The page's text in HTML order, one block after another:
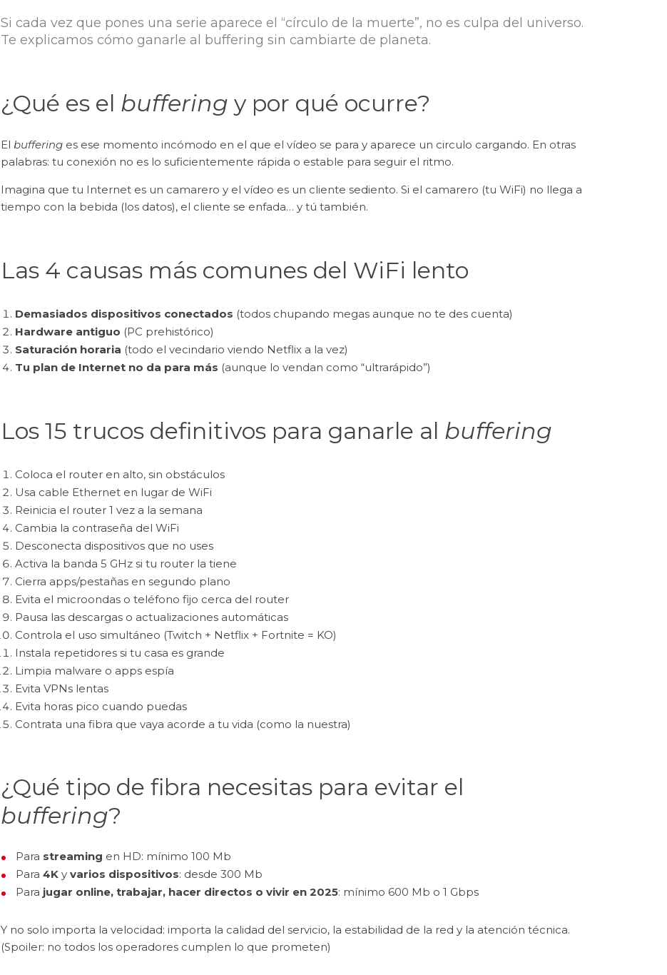
Si cada vez que pones una serie aparece el “círculo de la muerte”, no es culpa del universo.
Te explicamos cómo ganarle al buffering sin cambiarte de planeta.
¿Qué es el buffering y por qué ocurre?
El bufferinges ese momento incómodo en el que el vídeo se para y aparece un circulo cargando. En otras
palabras: tu conexión no es lo suficientemente rápida o estable para seguir el ritmo.
Imagina que tu Internet es un camarero y el vídeo es un cliente sediento. Si el camarero (tu WiFi) no llega a
tiempo con la bebida (los datos), el cliente se enfada… y tú también.
Las 4 causas más comunes del WiFi lento
Demasiados dispositivos conectados (todos chupando megas aunque no te des cuenta)
Hardware antiguo (PC prehistórico)
Saturación horaria (todo el vecindario viendo Netflix a la vez)
Tu plan de Internet no da para más (aunque lo vendan como “ultrarápido”)
Los 15 trucos definitivos para ganarle al buffering
Coloca el router en alto, sin obstáculos
Usa cable Ethernet en lugar de WiFi
Reinicia el router 1 vez a la semana
Cambia la contraseña del WiFi
Desconecta dispositivos que no uses
Activa la banda 5 GHz si tu router la tiene
Cierra apps/pestañas en segundo plano
Evita el microondas o teléfono fijo cerca del router
Pausa las descargas o actualizaciones automáticas
Controla el uso simultáneo (Twitch + Netflix + Fortnite = KO)
Instala repetidores si tu casa es grande
Limpia malware o apps espía
Evita VPNs lentas
Evita horas pico cuando puedas
Contrata una fibra que vaya acorde a tu vida (como la nuestra)
¿Qué tipo de fibra necesitas para evitar el
buffering?
Para streaming en HD: mínimo 100 Mb
Para 4Ky varios dispositivos: desde 300 Mb
Para jugar online, trabajar, hacer directos o vivir en 2025: mínimo 600 Mb o 1 Gbps
Y no solo importa la velocidad: importa la calidad del servicio, la estabilidad de la red y la atención técnica.
(Spoiler: no todos los operadores cumplen lo que prometen)